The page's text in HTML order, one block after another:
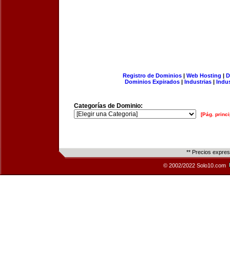
Registro de Dominios| Web Hosting |
Dominios Expirados | Industrias |
Categorías de Dominio:
[Pág.
** Precios
© 2002/2022 Solo10.com